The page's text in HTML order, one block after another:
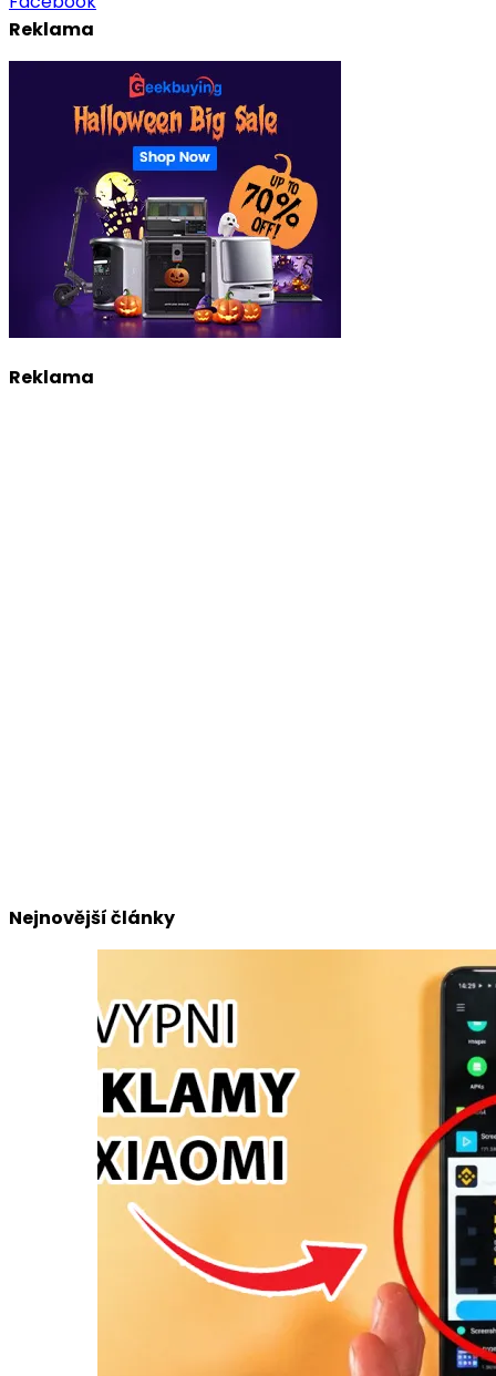
Reklama
Reklama
Nejnovější články